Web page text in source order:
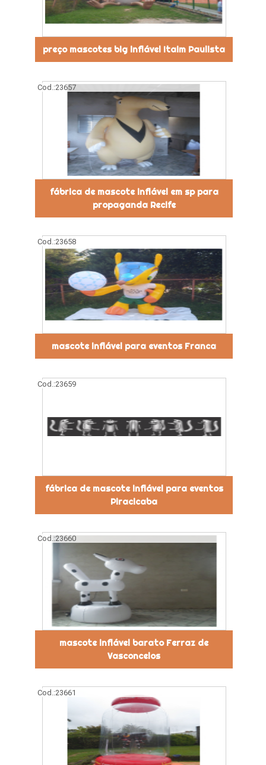
preço mascotes big inflável Itaim Paulista
Cod.:23657
fábrica de mascote inflável em sp para
propaganda Recife
Cod.:23658
mascote inflável para eventos Franca
Cod.:23659
fábrica de mascote inflável para eventos
Piracicaba
Cod.:23660
mascote inflável barato Ferraz de
Vasconcelos
Cod.:23661